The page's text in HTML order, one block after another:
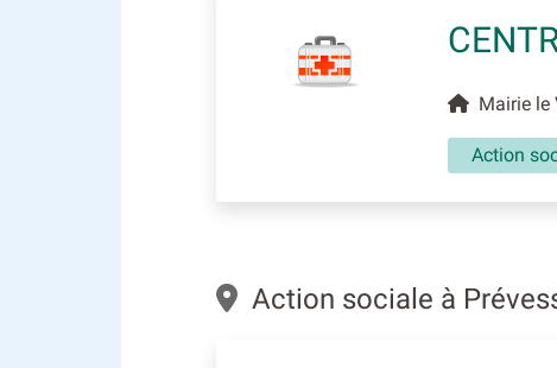
Mairie le
Action
Action sociale à